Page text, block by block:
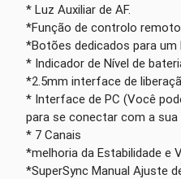
* Luz Auxiliar de AF.
*Função de controlo remoto
*Botões dedicados para um
* Indicador de Nível de
*2.5mm interface de
* Interface de PC (Você
para se conectar com a sua
* 7 Canais
*melhoria da Estabilidade e
*SuperSync Manual Ajuste